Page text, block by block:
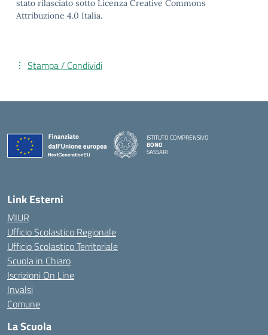
stato rilasciato sotto Licenza Creative Commons
Attribuzione 4.0 Italia.
Stampa / Condividi
ISTITUTO COMPRENSIVO
BONO
SASSARI
Link Esterni
MIUR
Ufficio Scolastico Regionale
Ufficio Scolastico Territoriale
Scuola in Chiaro
Iscrizioni On Line
Invalsi
Comune
La Scuola